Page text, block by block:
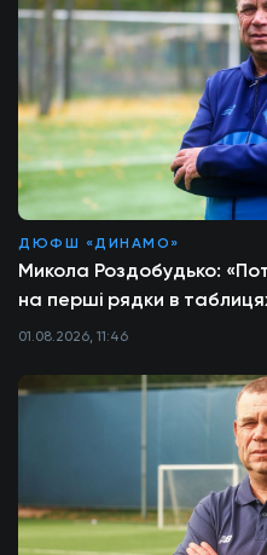
ДЮФШ «ДИНАМО»
Микола Роздобудько:
на перші рядки в
01.08.2026, 11:46